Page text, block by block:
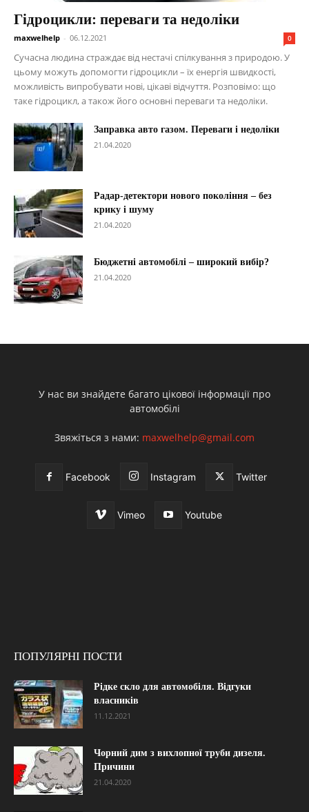
Гідроцикли: переваги та недоліки
maxwelhelp - 06.12.2021 0
Сучасна людина страждає від нестачі спілкування з природою. У
цьому можуть допомогти гідроцикли – їх енергія швидкості,
можливість випробувати нові, цікаві відчуття. Розповімо: що
таке гідроцикл, а також його основні переваги та недоліки.
Заправка авто газом. Переваги і недоліки
21.04.2020
Радар-детектори нового покоління – без
крику і шуму
21.04.2020
Бюджетні автомобілі – широкий вибір?
21.04.2020
У нас ви знайдете багато цікової інформації про
автомобілі
Звяжіться з нами: maxwelhelp@gmail.com
Facebook Instagram Twitter
Vimeo Youtube
ПОПУЛЯРНІ ПОСТИ
Рідке скло для автомобіля. Відгуки
власників
11.12.2021
Чорний дим з вихлопної труби дизеля.
Причини
21.04.2020